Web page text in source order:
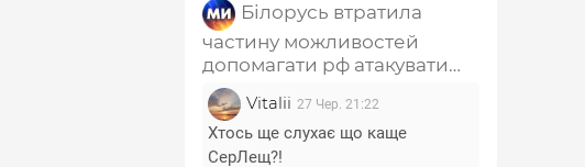
Білорусь втратила
частину можливостей
допомагати рф атакувати
Україну - Лещенко
Vitalii 27 Чер. 21:22
Хтось ще слухає що каще
СерЛещ?!